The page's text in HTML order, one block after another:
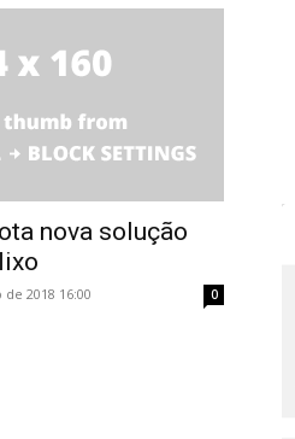
nova solução
2018 16:00 0